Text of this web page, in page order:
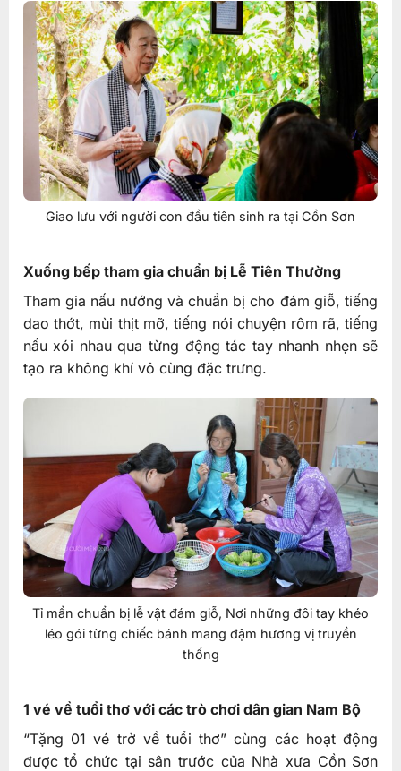
Giao lưu với người con đầu tiên sinh ra tại Cồn Sơn
Xuống bếp tham gia chuẩn bị Lễ Tiên Thường
Tham gia nấu nướng và chuẩn bị cho đám giỗ, tiếng
dao thớt, mùi thịt mỡ, tiếng nói chuyện rôm rã, tiếng
nấu xói nhau qua từng động tác tay nhanh nhẹn sẽ
tạo ra không khí vô cùng đặc trưng.
Tỉ mẩn chuẩn bị lễ vật đám giỗ, Nơi những đôi tay khéo
léo gói từng chiếc bánh mang đậm hương vị truyền
thống
1 vé về tuổi thơ với các trò chơi dân gian Nam Bộ
“Tặng 01 vé trở về tuổi thơ” cùng các hoạt động
được tổ chức tại sân trước của Nhà xưa Cồn Sơn